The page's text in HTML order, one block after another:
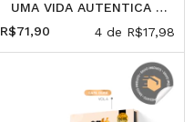
UMA VIDA AUTENTICA +
DE SER QUE VOCE É
R$71,90 4 de R$17,98